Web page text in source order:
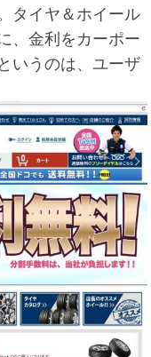
タイヤ＆ホイール
、金利をカーポー
いうのは、ユーザ